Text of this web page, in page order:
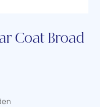
Coat Broad